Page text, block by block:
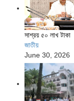
সাশ্রয় ৫০ লাখ টাকা
জাতীয়
June 30, 2026